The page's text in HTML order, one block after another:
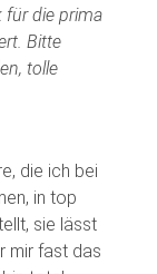
für die prima
Bitte
tolle
die ich bei
in top
sie lässt
mir fast das